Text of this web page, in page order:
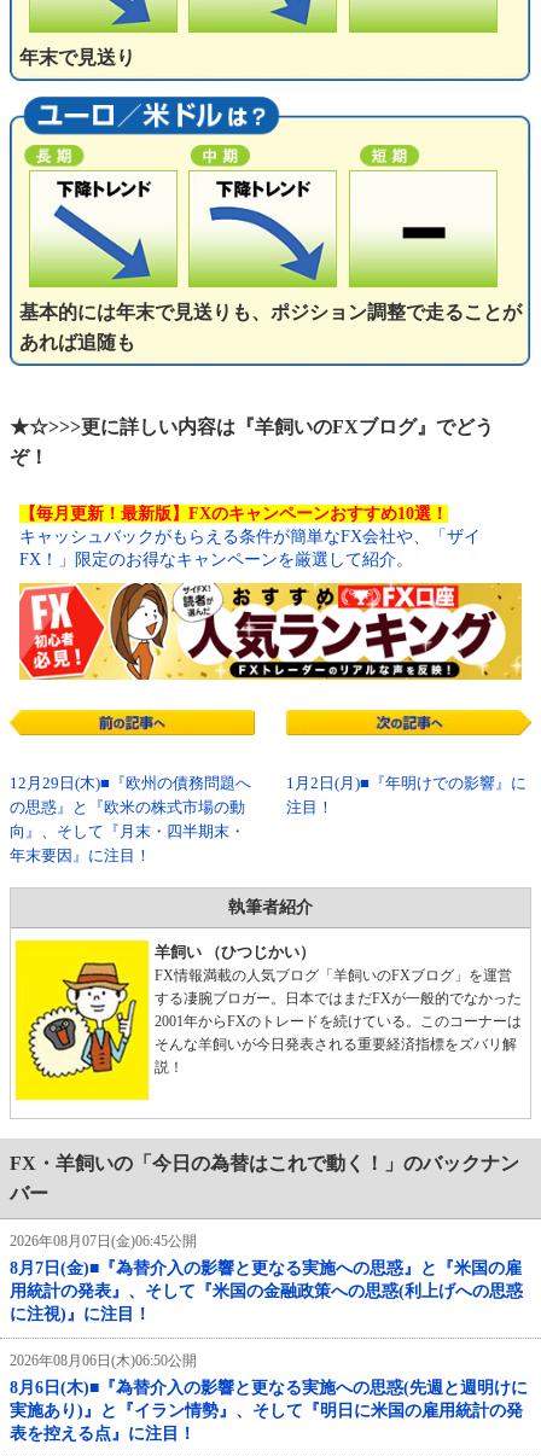
年末で見送り
基本的には年末で見送りも、ポジション調整で走ることが
あれば追随も
★☆>>>更に詳しい内容は『羊飼いのFXブログ』でどう
ぞ！
【毎月更新！最新版】FXのキャンペーンおすすめ10選！
キャッシュバックがもらえる条件が簡単なFX会社や、「ザイ
FX！」限定のお得なキャンペーンを厳選して紹介。
12月29日(木)■『欧州の債務問題へ
の思惑』と『欧米の株式市場の動
向』、そして『月末・四半期末・
年末要因』に注目！
1月2日(月)■『年明けでの影響』に
注目！
執筆者紹介
羊飼い （ひつじかい）
FX情報満載の人気ブログ「羊飼いのFXブログ」を運営
する凄腕ブロガー。日本ではまだFXが一般的でなかった
2001年からFXのトレードを続けている。このコーナーは
そんな羊飼いが今日発表される重要経済指標をズバリ解
説！
FX・羊飼いの「今日の為替はこれで動く！」のバックナン
バー
2026年08月07日(金)06:45公開
8月7日(金)■『為替介入の影響と更なる実施への思惑』と『米国の雇
用統計の発表』、そして『米国の金融政策への思惑(利上げへの思惑
に注視)』に注目！
2026年08月06日(木)06:50公開
8月6日(木)■『為替介入の影響と更なる実施への思惑(先週と週明けに
実施あり)』と『イラン情勢』、そして『明日に米国の雇用統計の発
表を控える点』に注目！